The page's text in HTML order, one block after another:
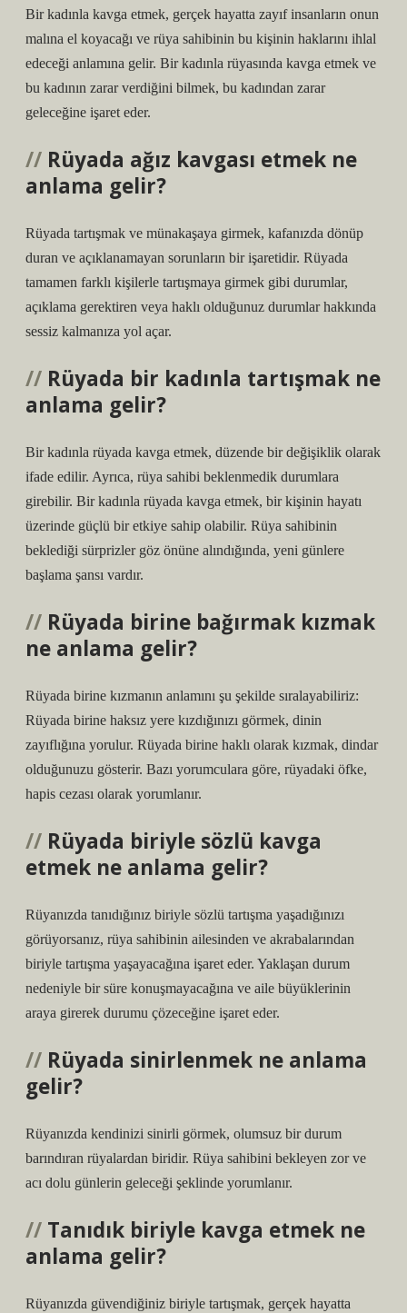
Bir kadınla kavga etmek, gerçek hayatta zayıf insanların onun
malına el koyacağı ve rüya sahibinin bu kişinin haklarını ihlal
edeceği anlamına gelir. Bir kadınla rüyasında kavga etmek ve
bu kadının zarar verdiğini bilmek, bu kadından zarar
geleceğine işaret eder.
Rüyada ağız kavgası etmek ne
anlama gelir?
Rüyada tartışmak ve münakaşaya girmek, kafanızda dönüp
duran ve açıklanamayan sorunların bir işaretidir. Rüyada
tamamen farklı kişilerle tartışmaya girmek gibi durumlar,
açıklama gerektiren veya haklı olduğunuz durumlar hakkında
sessiz kalmanıza yol açar.
Rüyada bir kadınla tartışmak ne
anlama gelir?
Bir kadınla rüyada kavga etmek, düzende bir değişiklik olarak
ifade edilir. Ayrıca, rüya sahibi beklenmedik durumlara
girebilir. Bir kadınla rüyada kavga etmek, bir kişinin hayatı
üzerinde güçlü bir etkiye sahip olabilir. Rüya sahibinin
beklediği sürprizler göz önüne alındığında, yeni günlere
başlama şansı vardır.
Rüyada birine bağırmak kızmak
ne anlama gelir?
Rüyada birine kızmanın anlamını şu şekilde sıralayabiliriz:
Rüyada birine haksız yere kızdığınızı görmek, dinin
zayıflığına yorulur. Rüyada birine haklı olarak kızmak, dindar
olduğunuzu gösterir. Bazı yorumculara göre, rüyadaki öfke,
hapis cezası olarak yorumlanır.
Rüyada biriyle sözlü kavga
etmek ne anlama gelir?
Rüyanızda tanıdığınız biriyle sözlü tartışma yaşadığınızı
görüyorsanız, rüya sahibinin ailesinden ve akrabalarından
biriyle tartışma yaşayacağına işaret eder. Yaklaşan durum
nedeniyle bir süre konuşmayacağına ve aile büyüklerinin
araya girerek durumu çözeceğine işaret eder.
Rüyada sinirlenmek ne anlama
gelir?
Rüyanızda kendinizi sinirli görmek, olumsuz bir durum
barındıran rüyalardan biridir. Rüya sahibini bekleyen zor ve
acı dolu günlerin geleceği şeklinde yorumlanır.
Tanıdık biriyle kavga etmek ne
anlama gelir?
Rüyanızda güvendiğiniz biriyle tartışmak, gerçek hayatta